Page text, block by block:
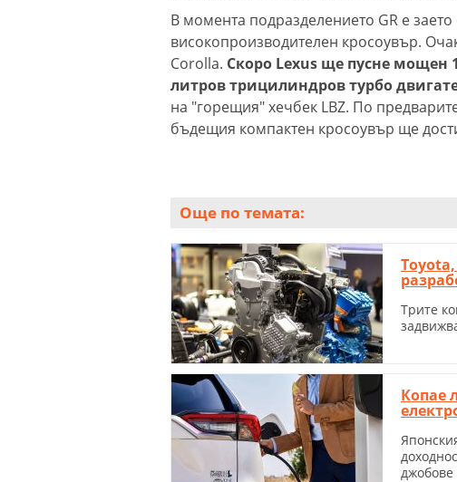
В момента подразделението GR е
високопроизводителен кросоувър.
Corolla. Скоро Lexus ще пусне мощен
литров трицилиндров турбо
на "горещия" хечбек LBZ. По
бъдещия компактен кросоувър ще
Още по темата:
Трите
Копае
джобове